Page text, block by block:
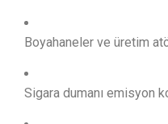
Boyahaneler ve üretim
Sigara dumanı emisyon